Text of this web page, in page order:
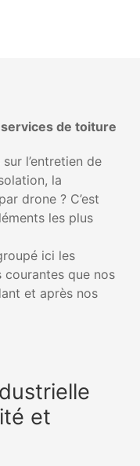
de toiture
l’entretien de
la
drone ? C’est
les plus
ici les
courantes que nos
et après nos
et